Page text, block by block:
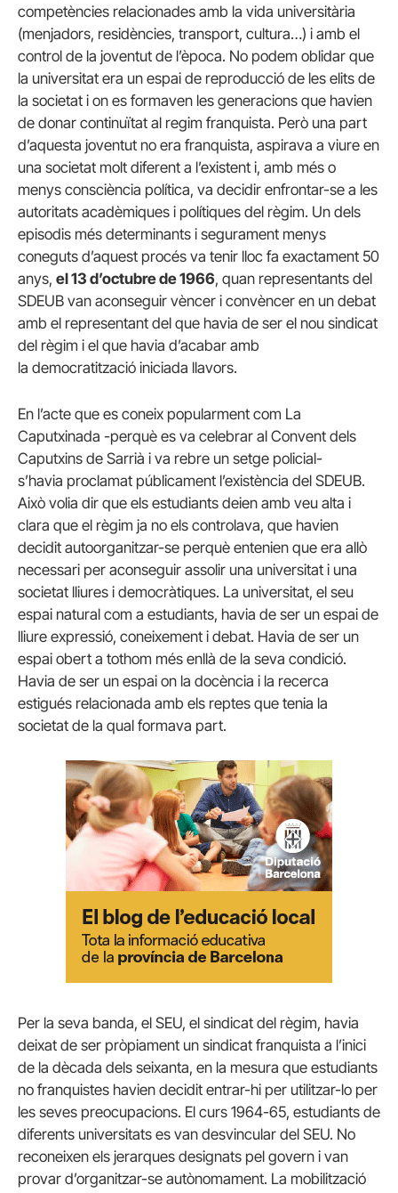
competències relacionades amb la vida universitària
(menjadors, residències, transport, cultura…) i amb el
control de la joventut de l’època. No podem oblidar que
la universitat era un espai de reproducció de les elits de
la societat i on es formaven les generacions que havien
de donar continuïtat al regim franquista. Però una part
d’aquesta joventut no era franquista, aspirava a viure en
una societat molt diferent a l’existent i, amb més o
menys consciència política, va decidir enfrontar-se a les
autoritats acadèmiques i polítiques del règim. Un dels
episodis més determinants i segurament menys
coneguts d’aquest procés va tenir lloc fa exactament 50
anys, el 13 d’octubre de 1966, quan representants del
SDEUB van aconseguir vèncer i convèncer en un debat
amb el representant del que havia de ser el nou sindicat
del règim i el que havia d’acabar amb
la democratització iniciada llavors.
En l’acte que es coneix popularment com La
Caputxinada -perquè es va celebrar al Convent dels
Caputxins de Sarrià i va rebre un setge policial-
s’havia proclamat públicament l’existència del SDEUB.
Això volia dir que els estudiants deien amb veu alta i
clara que el règim ja no els controlava, que havien
decidit autoorganitzar-se perquè entenien que era allò
necessari per aconseguir assolir una universitat i una
societat lliures i democràtiques. La universitat, el seu
espai natural com a estudiants, havia de ser un espai de
lliure expressió, coneixement i debat. Havia de ser un
espai obert a tothom més enllà de la seva condició.
Havia de ser un espai on la docència i la recerca
estigués relacionada amb els reptes que tenia la
societat de la qual formava part.
Per la seva banda, el SEU, el sindicat del règim, havia
deixat de ser pròpiament un sindicat franquista a l’inici
de la dècada dels seixanta, en la mesura que estudiants
no franquistes havien decidit entrar-hi per utilitzar-lo per
les seves preocupacions. El curs 1964-65, estudiants de
diferents universitats es van desvincular del SEU. No
reconeixen els jerarques designats pel govern i van
provar d’organitzar-se autònomament. La mobilització